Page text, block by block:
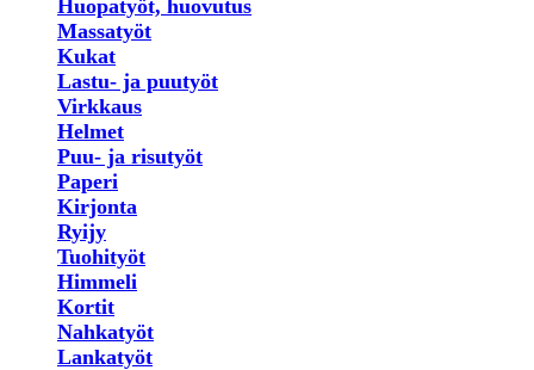
Huopatyöt, huovutus
Massatyöt
Kukat
Lastu- ja puutyöt
Virkkaus
Helmet
Puu- ja risutyöt
Paperi
Kirjonta
Ryijy
Tuohityöt
Himmeli
Kortit
Nahkatyöt
Lankatyöt